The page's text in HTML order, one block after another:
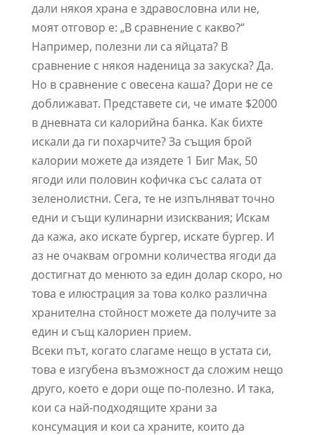
дали някоя храна е здравословна или не,
моят отговор е: „В сравнение с какво?“
Например, полезни ли са яйцата? В
сравнение с някоя наденица за закуска? Да.
Но в сравнение с овесена каша? Дори не се
доближават. Представете си, че имате $2000
в дневната си калорийна банка. Как бихте
искали да ги похарчите? За същия брой
калории можете да изядете 1 Биг Мак, 50
ягоди или половин кофичка със салата от
зеленолистни. Сега, те не изпълняват точно
едни и същи кулинарни изисквания; Искам
да кажа, ако искате бургер, искате бургер. И
аз не очаквам огромни количества ягоди да
достигнат до менюто за един долар скоро, но
това е илюстрация за това колко различна
хранителна стойност можете да получите за
един и същ калориен прием.
Всеки път, когато слагаме нещо в устата си,
това е изгубена възможност да сложим нещо
друго, което е дори още по-полезно. И така,
кои са най-подходящите храни за
консумация и кои са храните, които да